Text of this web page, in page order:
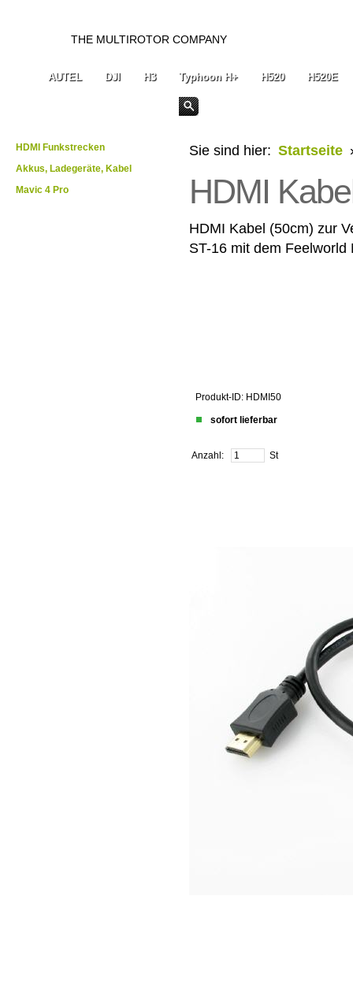
THE MULTIROTOR COMPANY
AUTEL DJI H3 Typhoon H+ H520 H520E
HDMI Funkstrecken
Akkus, Ladegeräte, Kabel
Mavic 4 Pro
Sie sind hier: Startseite
HDMI
HDMI Kabel (50cm) zur
ST-16 mit dem Feelworld
Produkt-ID: HDMI50
sofort lieferbar
Anzahl: St